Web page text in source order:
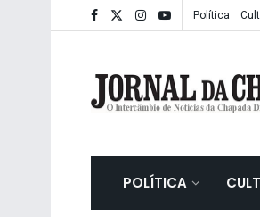
Política
POLÍTICA